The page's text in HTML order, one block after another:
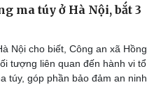
ma túy ở Hà Nội, bắt 3
Nội cho biết, Công an xã Hồng
tượng liên quan đến hành vi tổ
túy, góp phần bảo đảm an ninh